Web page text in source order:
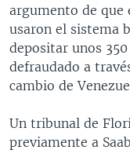
argumento de que
usaron el sistema
depositar unos
defraudado a
cambio de
Un tribunal de
previamente a